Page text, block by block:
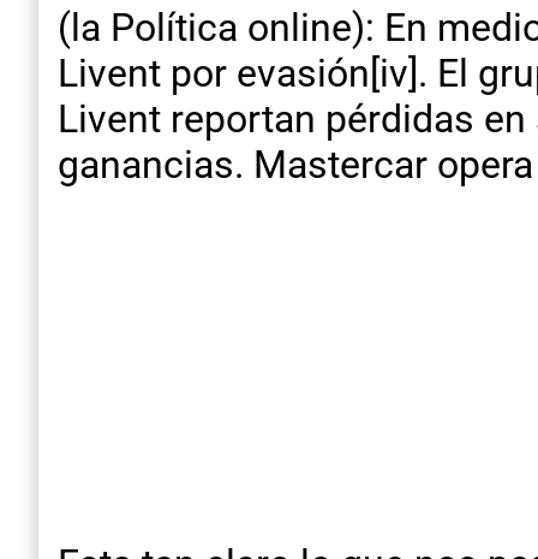
(la Política online): En
Livent por evasión[iv]. El
Livent reportan pérdidas
ganancias. Mastercar